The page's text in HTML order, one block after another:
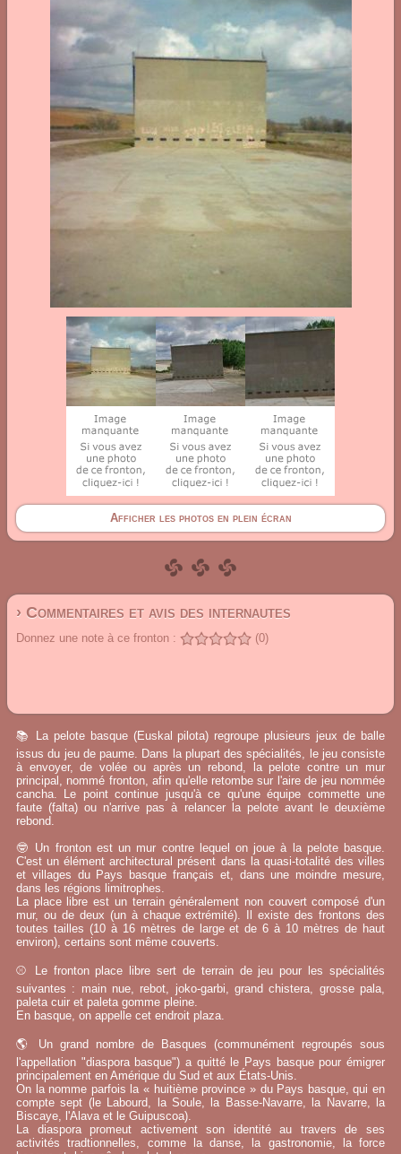
Afficher les photos en plein écran
› Commentaires et avis des internautes
Donnez une note à ce fronton : (0)
📚 La pelote basque (Euskal pilota) regroupe plusieurs jeux de balle
issus du jeu de paume. Dans la plupart des spécialités, le jeu consiste
à envoyer, de volée ou après un rebond, la pelote contre un mur
principal, nommé fronton, afin qu'elle retombe sur l'aire de jeu nommée
cancha. Le point continue jusqu'à ce qu'une équipe commette une
faute (falta) ou n'arrive pas à relancer la pelote avant le deuxième
rebond.
🤓 Un fronton est un mur contre lequel on joue à la pelote basque.
C'est un élément architectural présent dans la quasi-totalité des villes
et villages du Pays basque français et, dans une moindre mesure,
dans les régions limitrophes.
La place libre est un terrain généralement non couvert composé d'un
mur, ou de deux (un à chaque extrémité). Il existe des frontons des
toutes tailles (10 à 16 mètres de large et de 6 à 10 mètres de haut
environ), certains sont même couverts.
⚾ Le fronton place libre sert de terrain de jeu pour les spécialités
suivantes : main nue, rebot, joko-garbi, grand chistera, grosse pala,
paleta cuir et paleta gomme pleine.
En basque, on appelle cet endroit plaza.
🌎 Un grand nombre de Basques (communément regroupés sous
l'appellation "diaspora basque") a quitté le Pays basque pour émigrer
principalement en Amérique du Sud et aux États-Unis.
On la nomme parfois la « huitième province » du Pays basque, qui en
compte sept (le Labourd, la Soule, la Basse-Navarre, la Navarre, la
Biscaye, l'Alava et le Guipuscoa).
La diaspora promeut activement son identité au travers de ses
activités tradtionnelles, comme la danse, la gastronomie, la force